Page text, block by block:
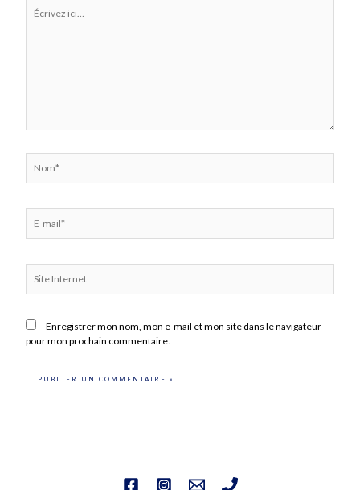
ici…
mail*
Internet
Enregistrer mon nom, mon e-mail et mon site dans le navigateur
pour mon prochain commentaire.